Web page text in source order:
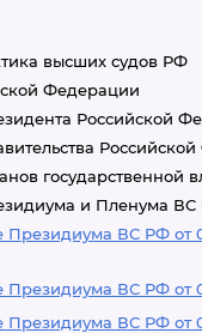
высших судов РФ
Федерации
Российской
государственной
и Пленума
Президиума ВС РФ от
Президиума ВС РФ от
Президиума ВС РФ от